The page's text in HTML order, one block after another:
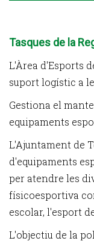
Tasques de la
L'Àrea d'Esports
suport logístic a
Gestiona el
equipaments
L'Ajuntament de
d'equipaments
per atendre les
físicoesportiva
escolar, l'esport
L'objectiu de la